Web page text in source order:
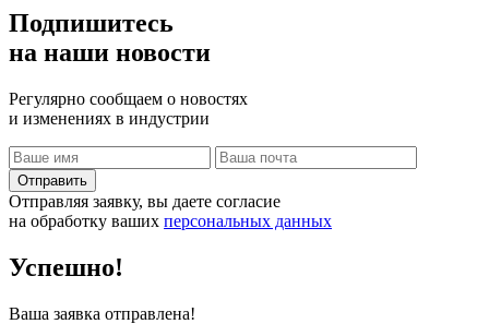
Подпишитесь
на наши новости
Регулярно сообщаем о новостях
и изменениях в индустрии
Отправить
Отправляя заявку, вы даете согласие
на обработку ваших персональных данных
Успешно!
Ваша заявка отправлена!